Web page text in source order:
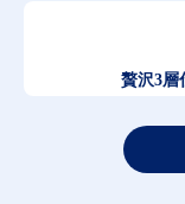
贅沢3層